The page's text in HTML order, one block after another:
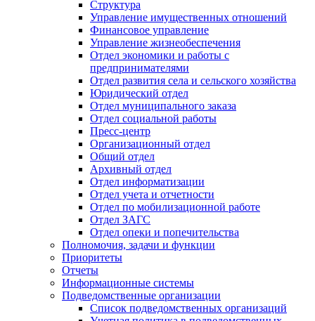
Структура
Управление имущественных отношений
Финансовое управление
Управление жизнеобеспечения
Отдел экономики и работы с
предпринимателями
Отдел развития села и сельского хозяйства
Юридический отдел
Отдел муниципального заказа
Отдел социальной работы
Пресс-центр
Организационный отдел
Общий отдел
Архивный отдел
Отдел информатизации
Отдел учета и отчетности
Отдел по мобилизационной работе
Отдел ЗАГС
Отдел опеки и попечительства
Полномочия, задачи и функции
Приоритеты
Отчеты
Информационные системы
Подведомственные организации
Список подведомственных организаций